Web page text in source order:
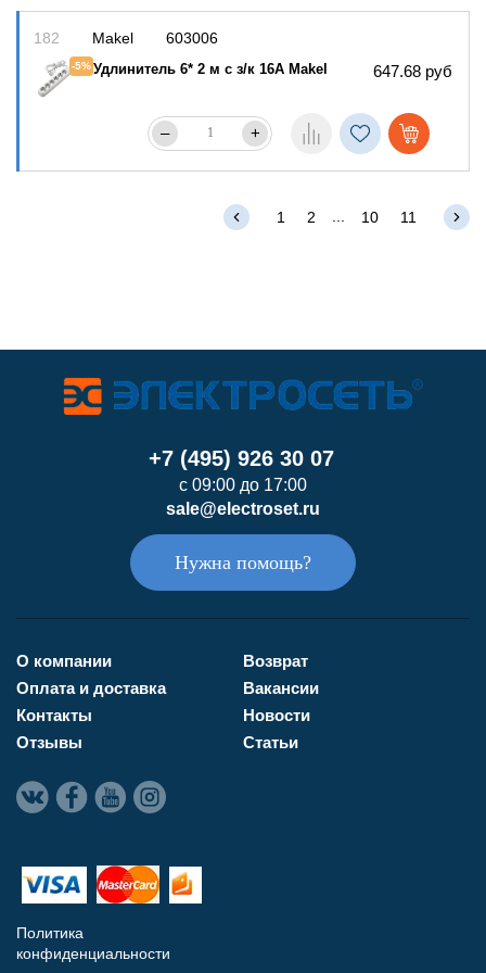
603006
182
-5%Удлинитель 6* 2 м с з/к 16А Makel 647.68 руб
Makel
– +
1 2 ... 10 11
+7 (495) 926 30 07
с 09:00 до 17:00
sale@electroset.ru
Нужна помощь?
О компании
Оплата и доставка
Контакты
Отзывы
Возврат
Вакансии
Новости
Статьи
Политика
конфиденциальности